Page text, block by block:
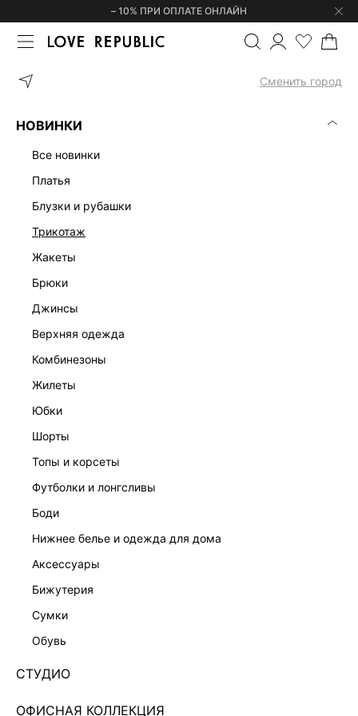
– 10% ПРИ ОПЛАТЕ ОНЛАЙН
Сменить город
НОВИНКИ
все новинки
платья
блузки и рубашки
трикотаж
жакеты
брюки
джинсы
верхняя одежда
комбинезоны
жилеты
юбки
шорты
топы и корсеты
футболки и лонгсливы
боди
нижнее белье и одежда для дома
аксессуары
бижутерия
сумки
обувь
СТУДИО
ОФИСНАЯ КОЛЛЕКЦИЯ
ГЛАВНАЯ ЮБКА-ШОРТЫ ИЗ 100% ХЛОПКА
6256209721-60
450 ₽x 4 платежа с Подели